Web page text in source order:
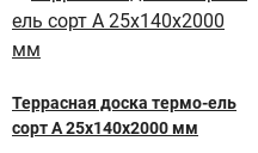
Террасная доска термо-ель
сорт А 25x140x2000 мм